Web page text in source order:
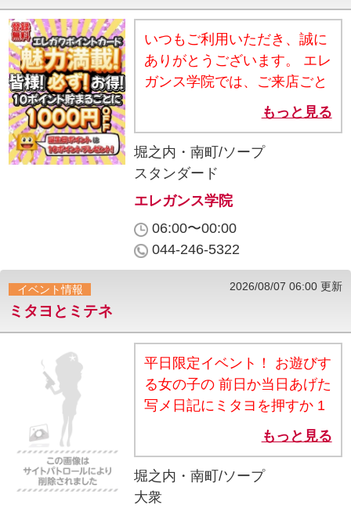
なら、どのコースも入浴料
3,000円オフ♥ ■さらに嬉し
い！デフォルトコスプレ半
額！500円ワンコイン！
対象。 【ご注意事項】 ・本
WEB予約・電話予約どちらも
OK！ ・他割引との併用は不
可です。
いつもご利用いただき、誠に
ありがとうございます。 エレ
ガンス学院では、ご来店ごと
にお得なポイントが貯まる
【エレガクポイントカード】
を導入しております！ ★10
ポイントで1,000円OFF！ ご
呈！ 10ポイント貯まると、
次回ご利用時に1,000円割引
としてご利用いただけま
す！！ ⇒さらに！お得な特典
盛りだくさん！！ ・雨の日の
・新人さんにお入りいただく
と『5ポイント』！！ ・誕生
月にはなんと『10ポイント』
進呈！！！ ・人気キャストの
当店公式HPから簡単・完全
ご登録はコチラから
⇒https://www.elegaku.com/top/
もっと見る
堀之内・南町/ソープ
スタンダード
エレガンス学院
06:00〜00:00
044-246-5322
イベント情報 2026/08/07 06:00 更新
ミタヨとミテネ
平日限定イベント！ お遊びす
る女の子の 前日か当日あげた
写メ日記にミタヨを押すか 1
週間以内にきたミテネをご提
示で 60分コース 入浴
料2,000円割引 70分コース以
上 入浴料3,000円割引 ※お
もっと見る
堀之内・南町/ソープ
大衆